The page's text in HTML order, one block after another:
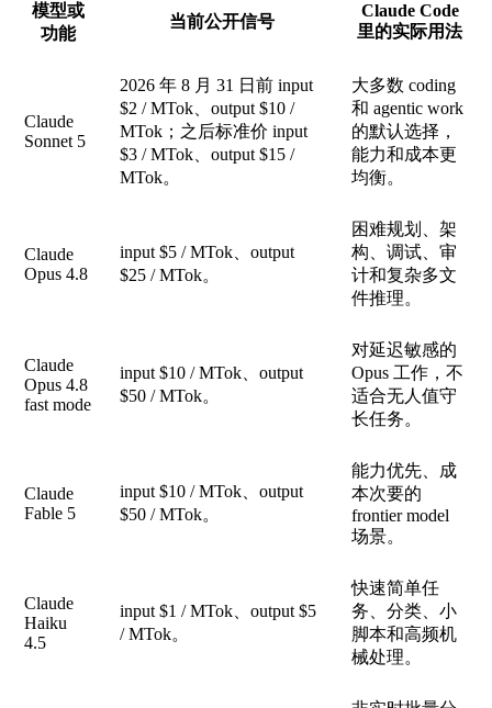
模型或
功能
当前公开信号
Claude Code
里的实际用法
Claude
Sonnet 5
2026 年 8 月 31 日前 input
$2 / MTok、output $10 /
MTok；之后标准价 input
$3 / MTok、output $15 /
MTok。
大多数 coding
和 agentic work
的默认选择，
能力和成本更
均衡。
Claude
Opus 4.8
input $5 / MTok、output
$25 / MTok。
困难规划、架
构、调试、审
计和复杂多文
件推理。
Claude
Opus 4.8
fast mode
input $10 / MTok、output
$50 / MTok。
对延迟敏感的
Opus 工作，不
适合无人值守
长任务。
Claude
Fable 5
input $10 / MTok、output
$50 / MTok。
能力优先、成
本次要的
frontier model
场景。
Claude
Haiku
4.5
input $1 / MTok、output $5
/ MTok。
快速简单任
务、分类、小
脚本和高频机
械处理。